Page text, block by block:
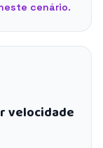
cenário.
velocidade